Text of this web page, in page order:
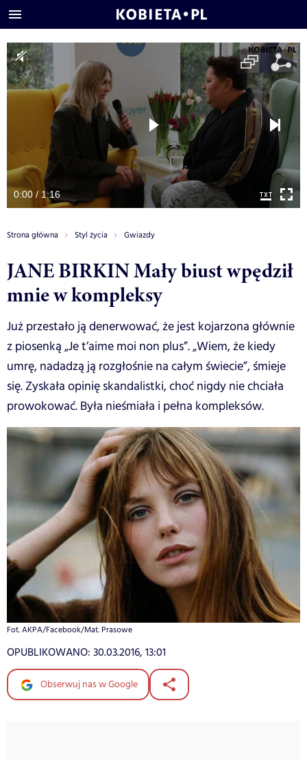
0:00 / 1:16
Strona główna Styl życia Gwiazdy
JANE BIRKIN Mały biust wpędził
mnie w kompleksy
Już przestało ją denerwować, że jest kojarzona głównie
z piosenką „Je t’aime moi non plus”. „Wiem, że kiedy
umrę, nadadzą ją rozgłośnie na całym świecie”, śmieje
się. Zyskała opinię skandalistki, choć nigdy nie chciała
prowokować. Była nieśmiała i pełna kompleksów.
Fot. AKPA/Facebook/Mat. Prasowe
OPUBLIKOWANO: 30.03.2016, 13:01
Obserwuj nas w Google